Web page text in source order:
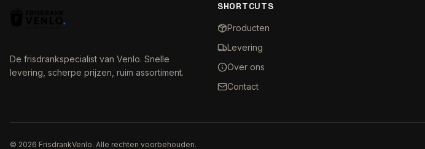
De frisdrankspecialist van Venlo. Snelle
levering, scherpe prijzen, ruim assortiment.
SHORTCUTS
Producten
Levering
Over ons
Contact
© 2026 FrisdrankVenlo. Alle rechten voorbehouden.